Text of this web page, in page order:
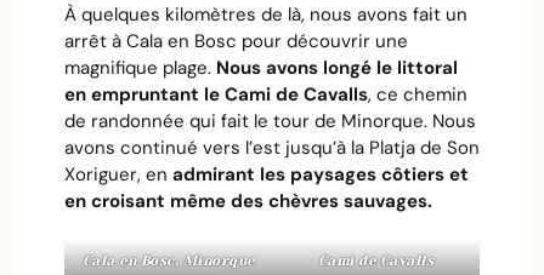
À quelques kilomètres de là, nous avons fait un
arrêt à Cala en Bosc pour découvrir une
magnifique plage. Nous avons longé le littoral
en empruntant le Cami de Cavalls, ce chemin
de randonnée qui fait le tour de Minorque. Nous
avons continué vers l’est jusqu’à la Platja de Son
Xoriguer, en admirant les paysages côtiers et
en croisant même des chèvres sauvages.
Cala en Bosc, Minorque Cami de Cavalls